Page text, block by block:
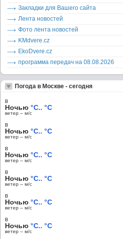
Закладки для Вашего сайта
Лента новостей
Фото лента новостей
KMdvere.cz
EkoDvere.cz
программа передач на 08.08.2026
Погода в Москве - сегодня
в
Ночью °C.. °C
ветер – м/c
в
Ночью °C.. °C
ветер – м/c
в
Ночью °C.. °C
ветер – м/c
в
Ночью °C.. °C
ветер – м/c
в
Ночью °C.. °C
ветер – м/c
в
Ночью °C.. °C
ветер – м/c